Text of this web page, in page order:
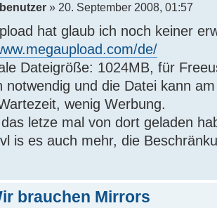
» 20. September 2008, 01:57
hat glaub ich noch keiner
de/
Dateigröße: 1024MB, für
notwendig und die Datei kann
wenig Werbung.
letze mal von dort geladen
is es auch mehr, die
brauchen Mirrors